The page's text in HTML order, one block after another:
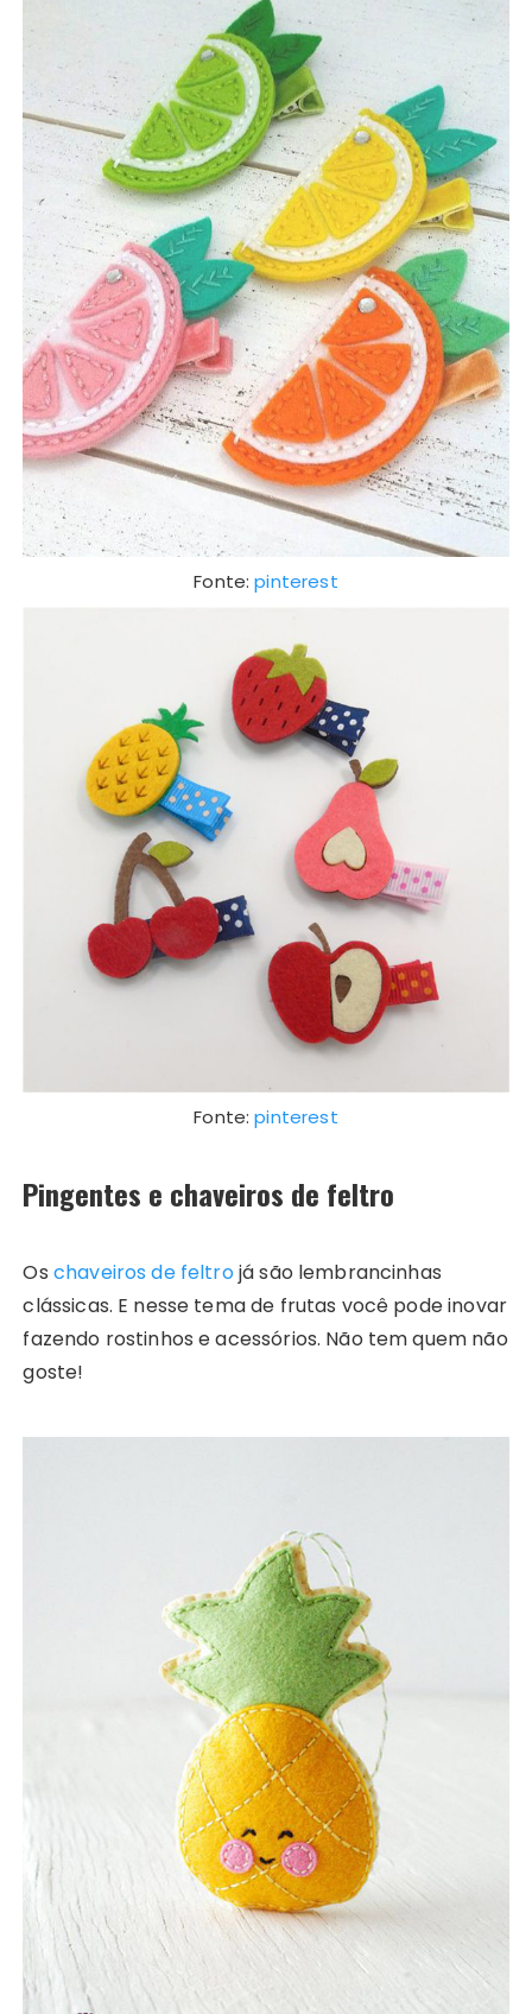
Fonte:pinterest
Fonte:pinterest
Pingentes e chaveiros de feltro
Os chaveiros de feltrojá são lembrancinhas
clássicas. E nesse tema de frutas você pode inovar
fazendo rostinhos e acessórios. Não tem quem não
goste!